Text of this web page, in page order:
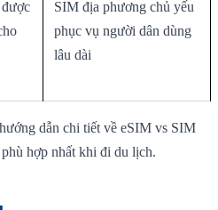
SIM địa phương chủ yếu
phục vụ người dân dùng
lâu dài
dẫn chi tiết về eSIM vs SIM
hợp nhất khi đi du lịch.